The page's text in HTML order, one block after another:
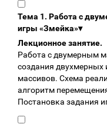
Тема 1. Работа с
игры «Змейка»▾
Лекционное занятие.
Работа с двумерным
создания двухмерных
массивов. Схема
алгоритм
Постановка задания